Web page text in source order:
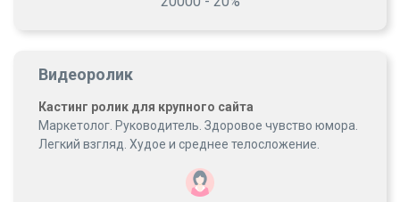
Видеоролик
Кастинг ролик для крупного сайта
Маркетолог. Руководитель. Здоровое чувство юмора.
Легкий взгляд. Худое и среднее телосложение.